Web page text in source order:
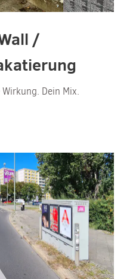
/
Dein Mix.